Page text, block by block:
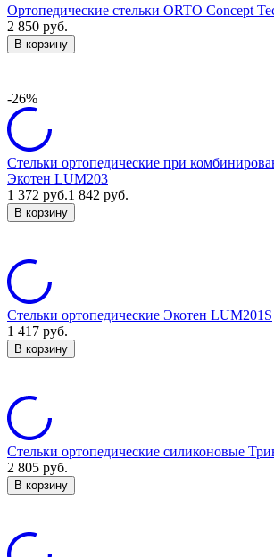
Ортопедические стельки ORTO Concept
2 850 руб.
В корзину
-26%
Стельки ортопедические при
Экотен LUM203
1 372 руб.1 842 руб.
В корзину
Стельки ортопедические Экотен LUM201S
1 417 руб.
В корзину
Стельки ортопедические силиконовые
2 805 руб.
В корзину